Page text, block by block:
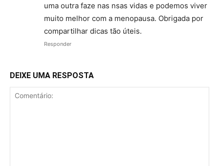
uma outra faze nas nsas vidas e podemos viver
muito melhor com a menopausa. Obrigada por
compartilhar dicas tão úteis.
Responder
DEIXE UMA RESPOSTA